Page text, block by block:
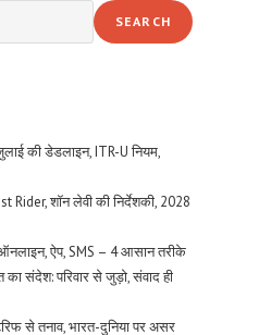
SEARCH
की डेडलाइन, ITR-U नियम,
Rider, शॉन लेवी की निर्देशकी, 2028
ऐप, SMS – 4 आसान तरीके
संदेश: परिवार से जुड़ो, संवाद ही
से तनाव, भारत-दुनिया पर असर